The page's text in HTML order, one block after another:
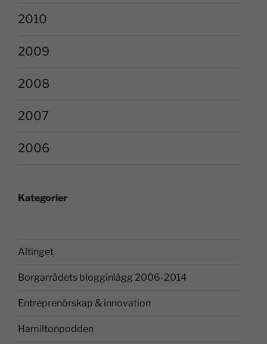
2010
2009
2008
2007
2006
Kategorier
Altinget
Borgarrådets blogginlägg 2006-2014
Entreprenörskap & innovation
Hamiltonpodden